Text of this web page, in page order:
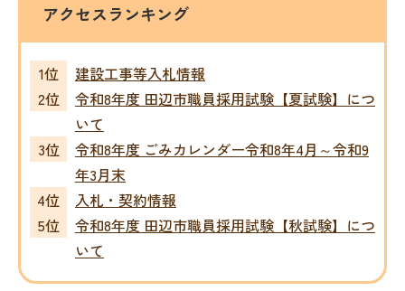
アクセスランキング
建設工事等入札情報
令和8年度 田辺市職員採用試験【夏試験】につ
いて
令和8年度 ごみカレンダー令和8年4月～令和9
年3月末
入札・契約情報
令和8年度 田辺市職員採用試験【秋試験】につ
いて